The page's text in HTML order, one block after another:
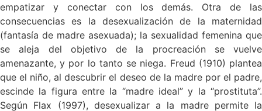
empatizar y conectar con los demás. Otra de las
consecuencias es la desexualización de la maternidad
(fantasía de madre asexuada); la sexualidad femenina que
se aleja del objetivo de la procreación se vuelve
amenazante, y por lo tanto se niega. Freud (1910) plantea
que el niño, al descubrir el deseo de la madre por el padre,
escinde la figura entre la “madre ideal” y la “prostituta”.
Según Flax (1997), desexualizar a la madre permite la